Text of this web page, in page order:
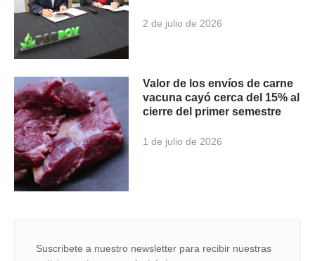
2 de julio de 2026
Valor de los envíos de carne
vacuna cayó cerca del 15% al
cierre del primer semestre
1 de julio de 2026
Suscribete a nuestro newsletter para recibir nuestras